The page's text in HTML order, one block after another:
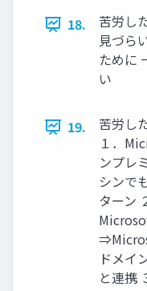
18.
苦労し
見づら
ために
い
19.
苦労し
１．
ンプレ
シンで
ターン
ドメイ
と連携